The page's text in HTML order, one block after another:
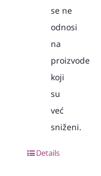
se ne
odnosi
na
proizvode
koji
su
već
sniženi.
Details